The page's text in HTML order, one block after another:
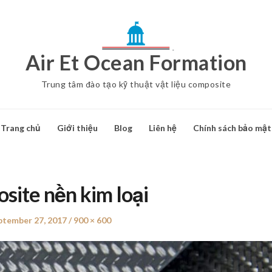
Air Et Ocean Formation
Trung tâm đào tạo kỹ thuật vật liệu composite
Trang chủ Giới thiệu Blog Liên hệ Chính sách bảo mật
nền kim loại
27, 2017
Full
900 × 600